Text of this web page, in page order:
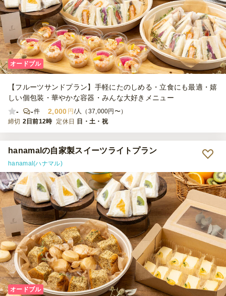
オードブル
【フルーツサンドプラン】手軽にたのしめる・立食にも最適・嬉
しい個包装・華やかな容器・みんな大好きメニュー
-
-件 2,000 円 /人（37,000円〜）
締切 2日前12時 定休日 日・土・祝
hanamalの自家製スイーツライトプラン
hanamal(ハナマル)
オードブル